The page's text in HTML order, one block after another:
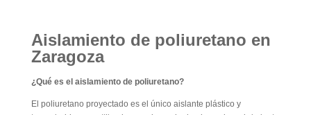
Aislamiento de poliuretano en
Zaragoza
¿Qué es el aislamiento de poliuretano?
El poliuretano proyectado es el único aislante plástico y